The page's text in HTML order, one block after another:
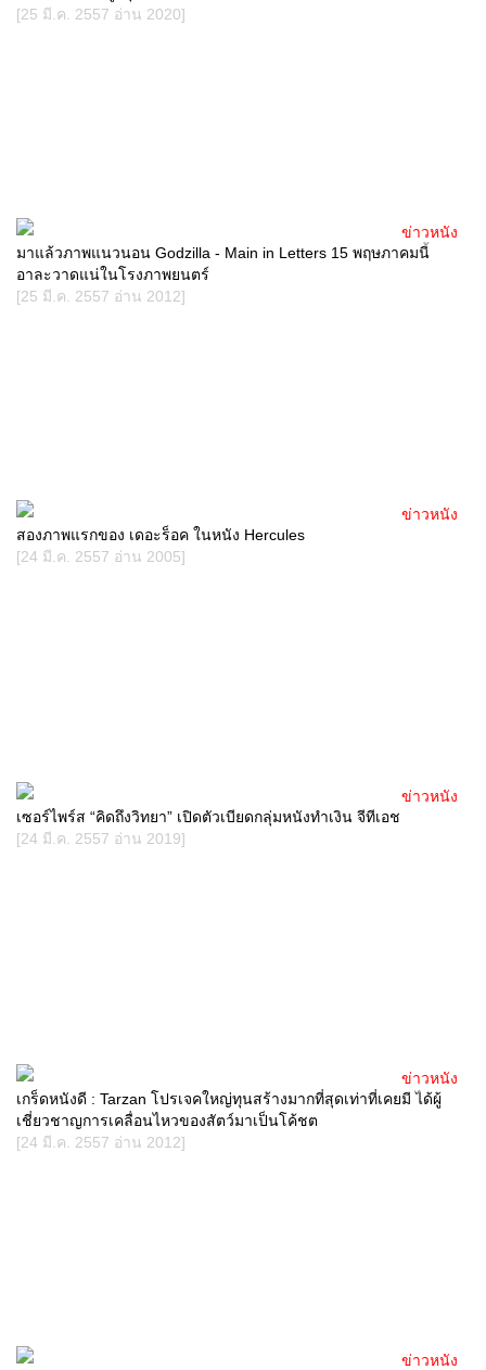
[25 มี.ค. 2557 อ่าน 2020]
มาแล้วภาพแนวนอน Godzilla - Main in Letters 15 พฤษภาคมนี้
อาละวาดแน่ในโรงภาพยนตร์
[25 มี.ค. 2557 อ่าน 2012]
ข่าวหนัง
สองภาพแรกของ เดอะร็อค ในหนัง Hercules
[24 มี.ค. 2557 อ่าน 2005]
ข่าวหนัง
เซอร์ไพร์ส “คิดถึงวิทยา” เปิดตัวเบียดกลุ่มหนังทำเงิน จีทีเอช
[24 มี.ค. 2557 อ่าน 2019]
ข่าวหนัง
เกร็ดหนังดี : Tarzan โปรเจคใหญ่ทุนสร้างมากที่สุดเท่าที่เคยมี ได้ผู้
เชี่ยวชาญการเคลื่อนไหวของสัตว์มาเป็นโค้ชต
[24 มี.ค. 2557 อ่าน 2012]
ข่าวหนัง
ข่าวหนัง